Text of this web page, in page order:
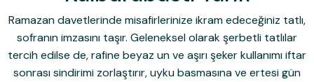
Ramazan davetlerinde misafirlerinize ikram edeceğiniz tatlı,
sofranın imzasını taşır. Geleneksel olarak şerbetli tatlılar
tercih edilse de, rafine beyaz un ve aşırı şeker kullanımı iftar
sonrası sindirimi zorlaştırır, uyku basmasına ve ertesi gün